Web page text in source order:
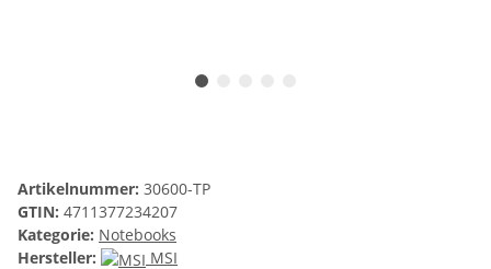
Artikelnummer: 30600-TP
GTIN: 4711377234207
Kategorie: Notebooks
Hersteller:
MSI